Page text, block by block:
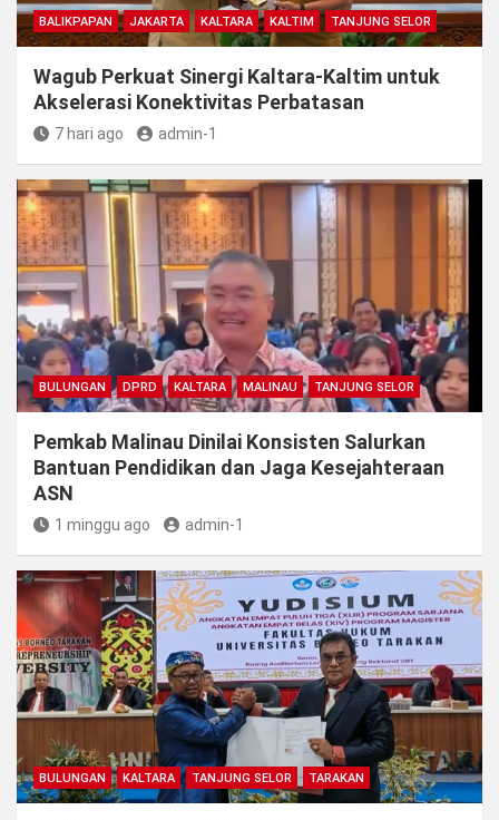
BALIKPAPAN JAKARTA KALTARA KALTIM TANJUNG SELOR
Wagub Perkuat Sinergi Kaltara-Kaltim untuk
Akselerasi Konektivitas Perbatasan
7 hari ago admin-1
BULUNGAN DPRD KALTARA MALINAU TANJUNG SELOR
Pemkab Malinau Dinilai Konsisten Salurkan
Bantuan Pendidikan dan Jaga Kesejahteraan
ASN
1 minggu ago admin-1
BULUNGAN KALTARA TANJUNG SELOR TARAKAN